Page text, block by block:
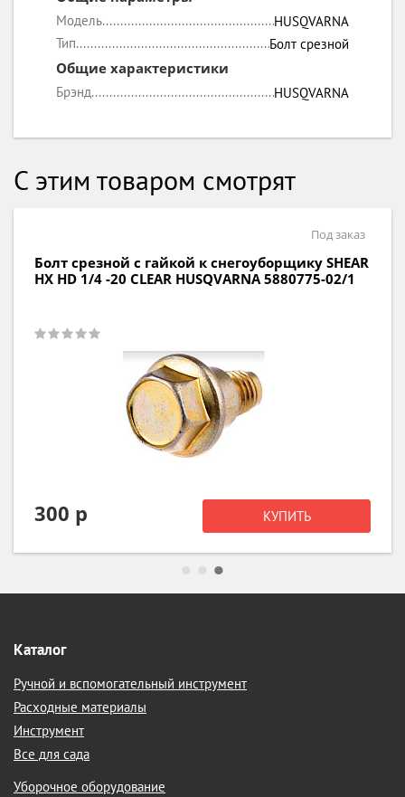
Модель
HUSQVARNA
Тип
Болт срезной
Общие характеристики
Брэнд HUSQVARNA
С этим товаром смотрят
Под заказ
Болт срезной с гайкой к снегоуборщику SHEAR
HX HD 1/4 -20 CLEAR HUSQVARNA 5880775-02/1
300 р КУПИТЬ
Каталог
Ручной и вспомогательный инструмент
Расходные материалы
Инструмент
Все для сада
Уборочное оборудование